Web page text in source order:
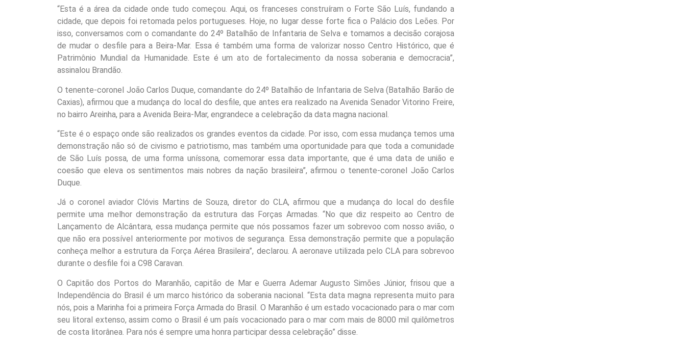
“Esta é a área da cidade onde tudo começou. Aqui, os franceses construíram o Forte São Luís, fundando a
cidade, que depois foi retomada pelos portugueses. Hoje, no lugar desse forte fica o Palácio dos Leões. Por
isso, conversamos com o comandante do 24º Batalhão de Infantaria de Selva e tomamos a decisão corajosa
de mudar o desfile para a Beira-Mar. Essa é também uma forma de valorizar nosso Centro Histórico, que é
Patrimônio Mundial da Humanidade. Este é um ato de fortalecimento da nossa soberania e democracia”,
assinalou Brandão.
O tenente-coronel João Carlos Duque, comandante do 24º Batalhão de Infantaria de Selva (Batalhão Barão de
Caxias), afirmou que a mudança do local do desfile, que antes era realizado na Avenida Senador Vitorino Freire,
no bairro Areinha, para a Avenida Beira-Mar, engrandece a celebração da data magna nacional.
“Este é o espaço onde são realizados os grandes eventos da cidade. Por isso, com essa mudança temos uma
demonstração não só de civismo e patriotismo, mas também uma oportunidade para que toda a comunidade
de São Luís possa, de uma forma uníssona, comemorar essa data importante, que é uma data de união e
coesão que eleva os sentimentos mais nobres da nação brasileira”, afirmou o tenente-coronel João Carlos
Duque.
Já o coronel aviador Clóvis Martins de Souza, diretor do CLA, afirmou que a mudança do local do desfile
permite uma melhor demonstração da estrutura das Forças Armadas. “No que diz respeito ao Centro de
Lançamento de Alcântara, essa mudança permite que nós possamos fazer um sobrevoo com nosso avião, o
que não era possível anteriormente por motivos de segurança. Essa demonstração permite que a população
conheça melhor a estrutura da Força Aérea Brasileira”, declarou. A aeronave utilizada pelo CLA para sobrevoo
durante o desfile foi a C98 Caravan.
O Capitão dos Portos do Maranhão, capitão de Mar e Guerra Ademar Augusto Simões Júnior, frisou que a
Independência do Brasil é um marco histórico da soberania nacional. “Esta data magna representa muito para
nós, pois a Marinha foi a primeira Força Armada do Brasil. O Maranhão é um estado vocacionado para o mar com
seu litoral extenso, assim como o Brasil é um país vocacionado para o mar com mais de 8000 mil quilômetros
de costa litorânea. Para nós é sempre uma honra participar dessa celebração” disse.